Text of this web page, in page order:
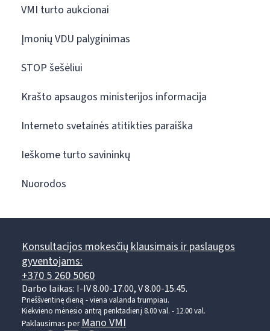
VMI turto aukcionai
Įmonių VDU palyginimas
STOP šešėliui
Krašto apsaugos ministerijos informacija
Interneto svetainės atitikties paraiška
Ieškome turto savininkų
Nuorodos
Konsultacijos mokesčių klausimais ir paslaugos
gyventojams:
+370 5 260 5060
Darbo laikas: I-IV 8.00-17.00, V 8.00-15.45.
Prieššventinę dieną - viena valanda trumpiau.
Kiekvieno mėnesio antrą penktadienį 8.00 val. - 12.00 val.
Paklausimas perMano VMI